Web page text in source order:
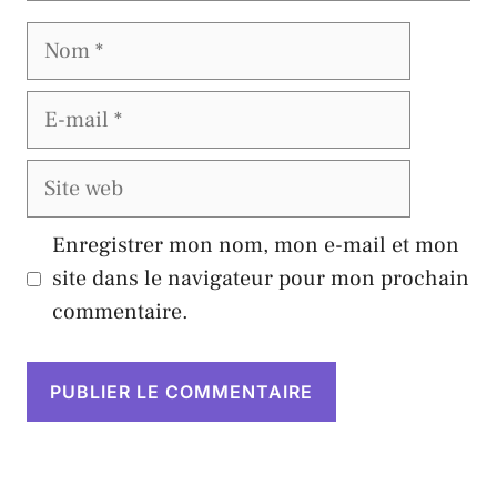
Nom
E-
Site
Enregistrer mon nom, mon e-mail et mon
site dans le navigateur pour mon prochain
commentaire.